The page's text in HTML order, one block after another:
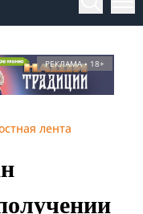
РЕКЛАМА • 18+
лента